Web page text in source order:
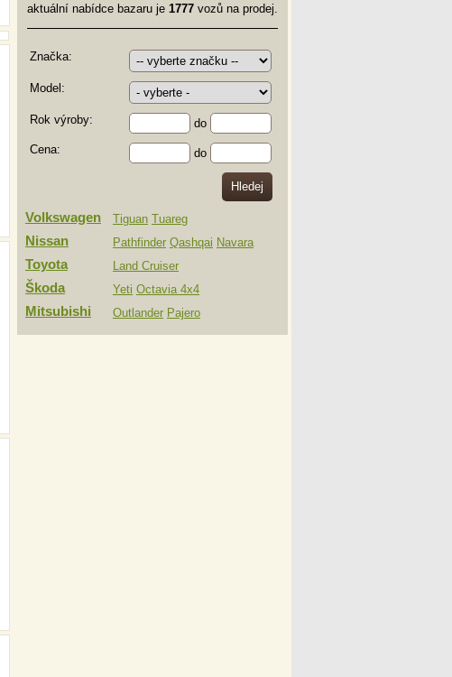
aktuální nabídce bazaru je 1777 vozů na prodej.
Značka:
Model:
Rok výroby:
do
Cena:
do
Volkswagen Tiguan Tuareg
Nissan Pathfinder Qashqai Navara
Toyota Land Cruiser
Škoda Yeti Octavia 4x4
Mitsubishi Outlander Pajero